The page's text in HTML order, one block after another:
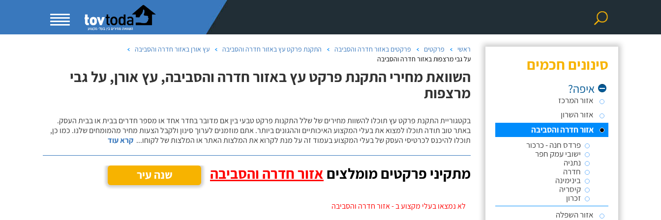
סינונים חכמים
איפה?
אזור המרכז
אזור השרון
אזור חדרה והסביבה
פרדס חנה - כרכור
ישובי עמק חפר
נתניה
חדרה
בינימינה
קיסריה
זכרון
אזור השפלה
ראשי פרקטים פרקטים באזור חדרה והסביבה התקנת פרקט עץ באזור חדרה והסביבה
עץ אורן באזור חדרה והסביבה
על גבי מרצפות באזור חדרה והסביבה
השוואת מחירי התקנת פרקט עץ באזור חדרה והסביבה, עץ אורן, על גבי
מרצפות
בקטגוריית התקנת פרקט עץ תוכלו להשוות מחירים של שלל התקנות פרקט טבעי בין אם מדובר בחדר אחד או מספר חדרים בבית או בבית העסק.
באתר טוב תודה תוכלו למצוא את בעלי המקצוע האיכותיים וההגונים ביותר. אתם מוזמנים לערוך סינון ולקבל הצעות מחיר מהמומחים שלנו. כמו כן,
תוכלו להיכנס לכרטיסי העסק של בעלי המקצוע בעמוד זה על מנת לקרוא את המלצות האתר או המלצות של לקוחו... קרא עוד
מתקיני פרקטים מומלצים אזור חדרה והסביבה שנה עיר
לא נמצאו בעלי מקצוע ב - אזור חדרה והסביבה